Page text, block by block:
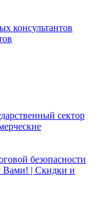
консультантов
сектор
безопасности
Вами! | Скидки и